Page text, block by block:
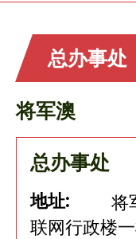
总办事处
将军澳
总办事处
地址:
将
联网行政楼